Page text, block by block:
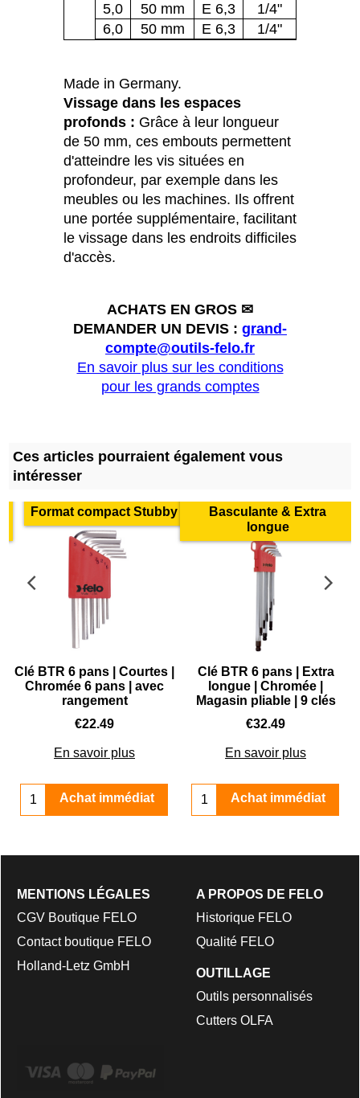
5,0
50 mm E 6,3
1/4"
6,0
50 mm E 6,3 1/4"
Made in Germany.
Vissage dans les espaces
profonds : Grâce à leur longueur
de 50 mm, ces embouts permettent
d'atteindre les vis situées en
profondeur, par exemple dans les
meubles ou les machines. Ils offrent
une portée supplémentaire, facilitant
le vissage dans les endroits difficiles
d'accès.
ACHATS EN GROS ✉
DEMANDER UN DEVIS : grand-
compte@outils-felo.fr
En savoir plus sur les conditions
pour les grands comptes
Ces articles pourraient également vous
intéresser
Format compact Stubby
Clé BTR 6 pans | Courtes |
Chromée 6 pans | avec
rangement
€22.49
En savoir plus
Achat immédiat
Basculante & Extra
longue
Clé BTR 6 pans | Extra
longue | Chromée |
Magasin pliable | 9 clés
€32.49
En savoir plus
Achat immédiat
MENTIONS LÉGALES
CGV Boutique FELO
Contact boutique FELO
Holland-Letz GmbH
A PROPOS DE FELO
Historique FELO
Qualité FELO
OUTILLAGE
Outils personnalisés
Cutters OLFA